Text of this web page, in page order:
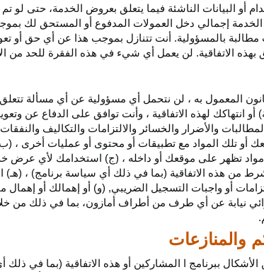
أو البيانات الناشئة فيما يتعلق بعروض الخدمة، حتى لو
الخدمة إجمالي دخل العمولات المدفوع أو المستحق لك
مطالبة بالمسؤولية. أنت تتنازل بموجب هذا عن أي حق
بهذه الاتفاقية. لن يعمل أي شيء في هذه الفقرة للحد من
المعمول به ، لن نتحمل أي مسؤولية عن أي مسألة
لهذه الاتفاقية ، وأنت توافق على الدفاع عن
والأضرار والخسائر والالتزامات والتكاليف
أو تلك المواد مع تطبيقات أو محتوى أو عمليات أخرى ، (ب)
مواد تظهر على موقعك أو داخله ، (ج) استخدامك لأي عرض
شرط من هذه الاتفاقية (بما في ذلك أي سياسة برنامج) ،
أو واجبات التسجيل الضريبي, (و) أو إهمالك أو
نيابة عن أي طرف من أطراف أمازون، بما في ذلك من
ببرنامج ا المشاركين أو هذه الاتفاقية (بما في